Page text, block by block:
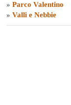
» Parco Valentino
» Valli e Nebbie